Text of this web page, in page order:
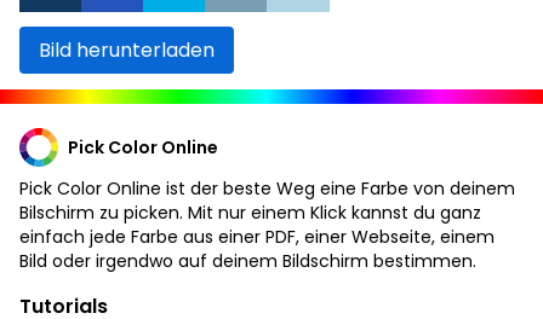
Bild herunterladen
Pick Color Online
Pick Color Online ist der beste Weg eine Farbe von deinem
Bilschirm zu picken. Mit nur einem Klick kannst du ganz
einfach jede Farbe aus einer PDF, einer Webseite, einem
Bild oder irgendwo auf deinem Bildschirm bestimmen.
Tutorials